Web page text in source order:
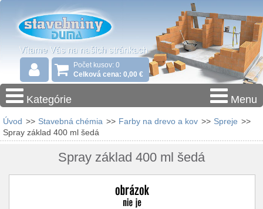
Počet kusov: 0
Celková cena: 0,00 €
Kategórie Menu
Úvod >> Stavebná chémia >> Farby na drevo a kov >> Spreje >>
Spray základ 400 ml šedá
Spray základ 400 ml šedá